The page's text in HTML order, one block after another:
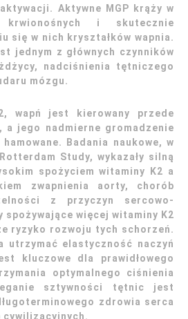
Aktywne MGP krąży w
krwionośnych i skutecznie
się w nich kryształków wapnia.
jednym z głównych czynników
nadciśnienia tętniczego
mózgu.
wapń jest kierowany przede
jego nadmierne gromadzenie
Badania naukowe, w
Study, wykazały silną
spożyciem witaminy K2 a
zwapnienia aorty, chorób
z przyczyn sercowo-
spożywające więcej witaminy K2
ryzyko rozwoju tych schorzeń.
utrzymać elastyczność naczyń
kluczowe dla prawidłowego
optymalnego ciśnienia
sztywności tętnic jest
zdrowia serca